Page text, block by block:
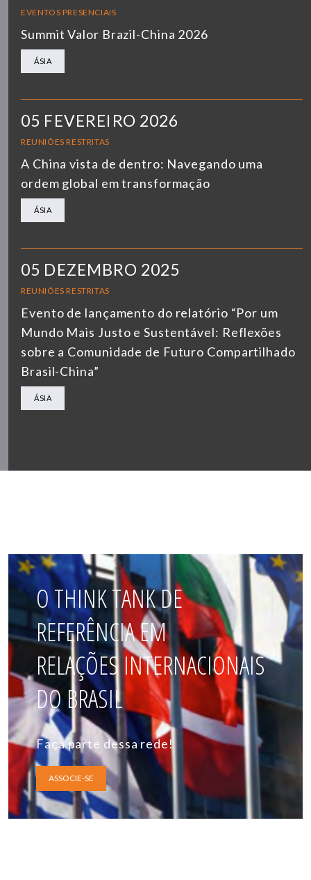
EVENTOS PRESENCIAIS
Summit Valor Brazil-China 2026
ÁSIA
05 FEVEREIRO 2026
REUNIÕES RESTRITAS
A China vista de dentro: Navegando uma
ordem global em transformação
ÁSIA
05 DEZEMBRO 2025
REUNIÕES RESTRITAS
Evento de lançamento do relatório “Por um
Mundo Mais Justo e Sustentável: Reflexões
sobre a Comunidade de Futuro Compartilhado
Brasil-China”
ÁSIA
O THINK TANK DE
REFERÊNCIA EM
RELAÇÕES INTERNACIONAIS
DO BRASIL
Faça parte dessa rede!
ASSOCIE-SE